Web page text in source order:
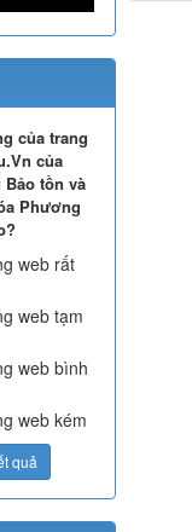
của trang
của
tồn và
Phương
web rất
web tạm
web bình
web kém